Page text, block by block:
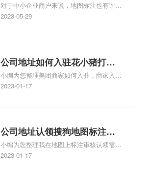
么好处
对于中小企业商户来说，地图标注也有许多
好处，包括：提高可见性和曝光率：通过在
位置，增加商户被发现的机会。方便客户导
航：地图标注可以帮助客户更容易地找到商
户的实际位置。特别是对于新客户或不熟悉
该地区的客户来说，地图标注可以提供明确
图标注服务中心面的存在。对于一些客户来
说，实体指路人地
2023-05-29
公司地址如何入驻花小猪打车
地图标记？指路人地图标注服
务中心铺如何入驻花小猪打车
小编为您整理美团商家如何入驻，商家入驻
教程、商家如何入驻地图、如何入驻地:、
2023-01-17
公司地址认领搜狗地图标注多
久审核？公司地址认领地图标
注多久审核？
小编为您整理我在地图上标注审核认领需要
多久、我在地图上标注审核认领需要多久
2023-01-17